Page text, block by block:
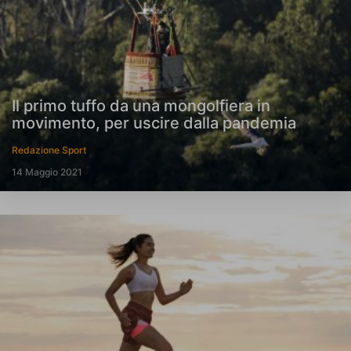
Il primo tuffo da una mongolfiera in
movimento, per uscire dalla pandemia
Redazione Sport
14 Maggio 2021